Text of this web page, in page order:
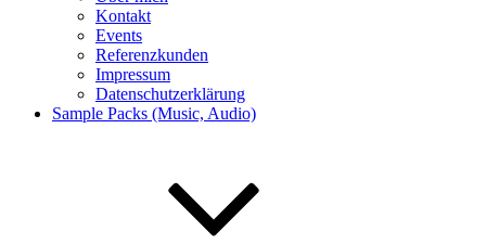
Kontakt
Events
Referenzkunden
Impressum
Datenschutzerklärung
Sample Packs (Music, Audio)